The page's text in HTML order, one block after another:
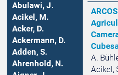
Abulawi, J.
Acikel, M.
Acker, D.
Ackermann, D.
Adden, S.
Ahrenhold, N.
A.
Acikel,